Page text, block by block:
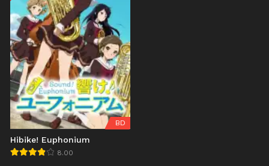
BD
Hibike! Euphonium
8.00